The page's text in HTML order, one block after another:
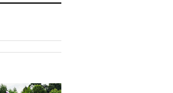
на «после